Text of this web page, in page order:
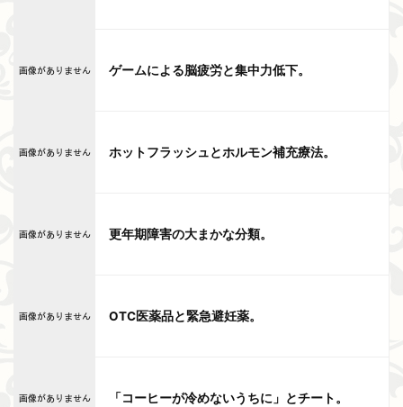
ゲームによる脳疲労と集中力低下。
ホットフラッシュとホルモン補充療法。
更年期障害の大まかな分類。
OTC医薬品と緊急避妊薬。
「コーヒーが冷めないうちに」とチート。